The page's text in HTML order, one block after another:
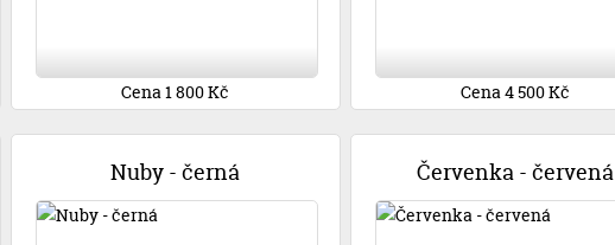
Cena 1 800 Kč Cena 4 500 Kč
Nuby - černá Červenka - červená